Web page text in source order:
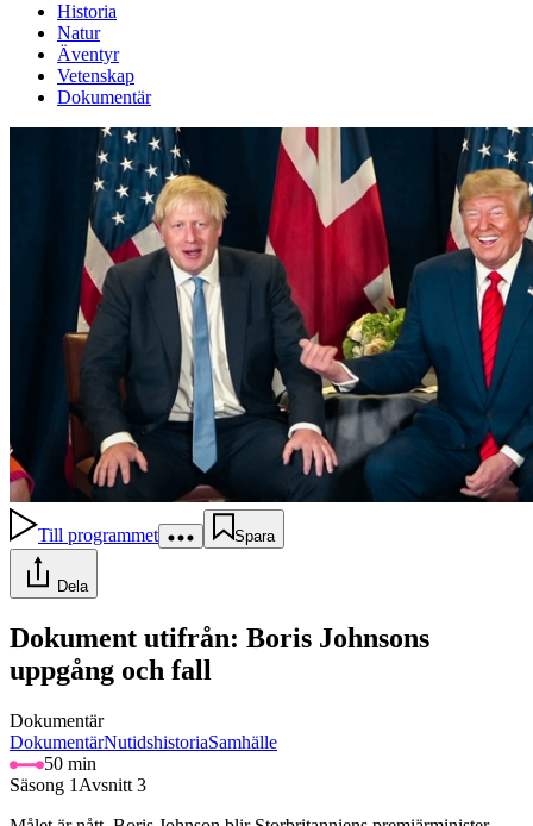
Historia
Natur
Äventyr
Vetenskap
Dokumentär
Till programmet Spara
Dela
Dokument utifrån: Boris Johnsons
uppgång och fall
Dokumentär
DokumentärNutidshistoriaSamhälle
50 min
Säsong 1 Avsnitt 3